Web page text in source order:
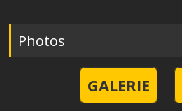
Photos
GALERIE